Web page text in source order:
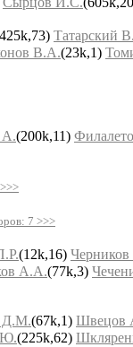
Татарский В.
В.А.(23k,1)
А.(200k,11)
7 >>>
(12k,16)
А.А.(77k,3)
Д.М.(67k,1) Швецов
(225k,62)